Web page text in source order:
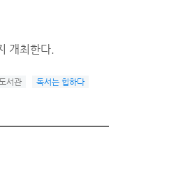
개최한다.
서관
독서는 힙하다